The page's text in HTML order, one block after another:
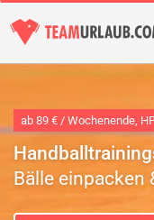
ab 89 € / Wochenende,
Bälle einpacken